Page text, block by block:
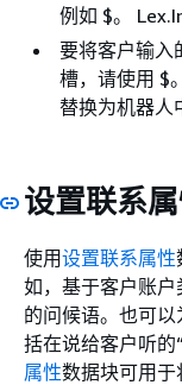
例如 $。
要将客户输入
槽，请使用 $
替换为机器人
设置联系
使用设置联系属性
如，基于客户账
的问候语。也可
括在说给客户听的
属性数据块可用于